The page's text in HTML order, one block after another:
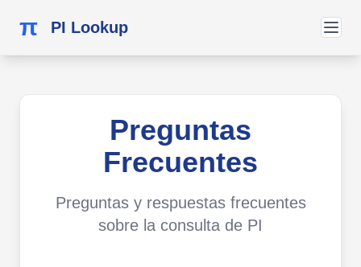
π PI Lookup
Preguntas
Frecuentes
Preguntas y respuestas frecuentes
sobre la consulta de PI